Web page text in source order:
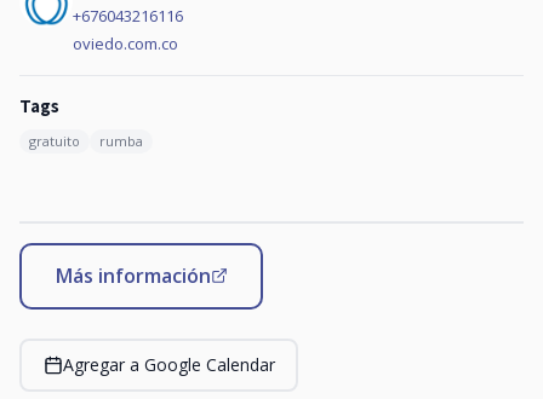
+676043216116
oviedo.com.co
Tags
gratuito rumba
Más información
Agregar a Google Calendar